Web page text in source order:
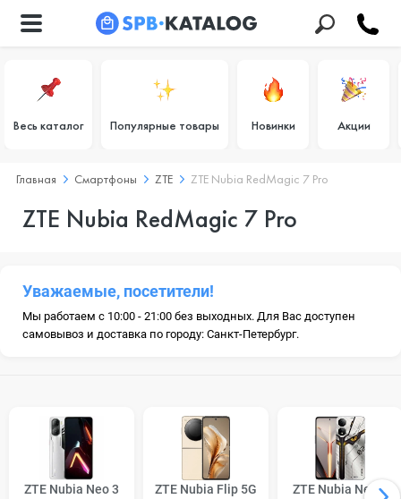
Весь каталог Популярные товары Новинки Акции
Главная Смартфоны ZTE ZTE Nubia RedMagic 7 Pro
ZTE Nubia RedMagic 7 Pro
Уважаемые, посетители!
Мы работаем с 10:00 - 21:00 без выходных. Для Вас доступен
самовывоз и доставка по городу: Санкт-Петербург.
ZTE Nubia Neo 3
ZTE Nubia Flip 5G
ZTE Nubia Neo 2